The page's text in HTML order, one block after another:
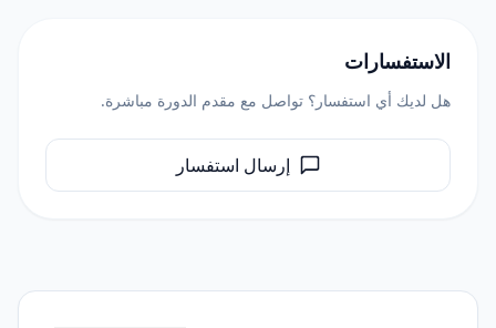
الاستفسارات
هل لديك أي استفسار؟ تواصل مع مقدم الدورة مباشرة.
إرسال استفسار